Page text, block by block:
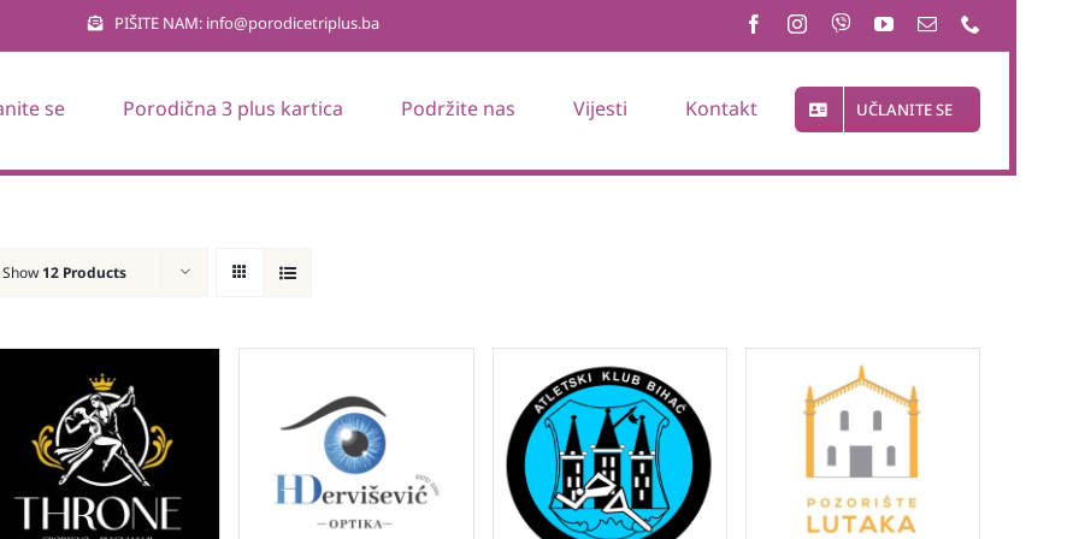
PIŠITE NAM: info@porodicetriplus.ba
se Porodična 3 plus kartica Podržite nas Vijesti Kontakt UČLANITE SE
Show 12 Products